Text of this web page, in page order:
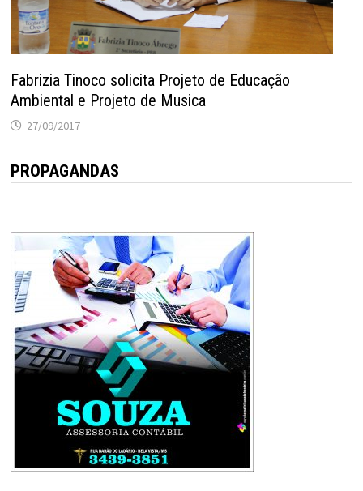
Fabrizia Tinoco solicita Projeto de Educação
Ambiental e Projeto de Musica
27/09/2017
PROPAGANDAS